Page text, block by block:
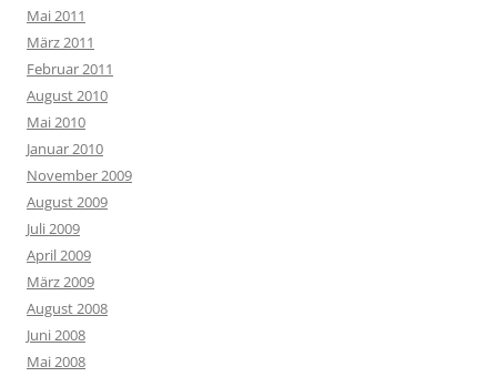
Mai 2011
März 2011
Februar 2011
August 2010
Mai 2010
Januar 2010
November 2009
August 2009
Juli 2009
April 2009
März 2009
August 2008
Juni 2008
Mai 2008